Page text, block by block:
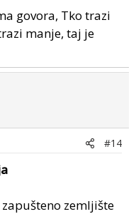
govora, Tko trazi
manje, taj je
#14
zemljište